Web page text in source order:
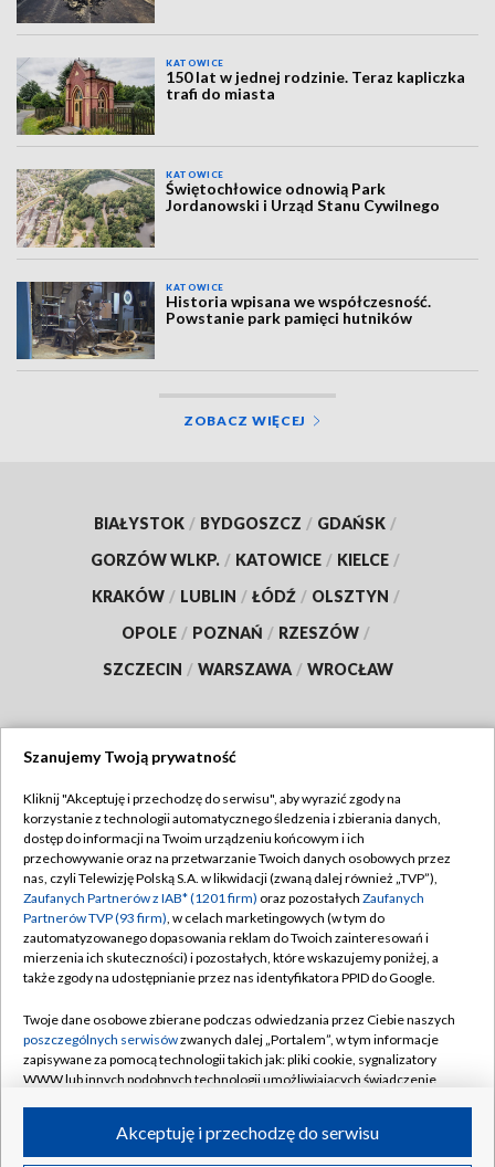
KATOWICE
150 lat w jednej rodzinie. Teraz kapliczka
trafi do miasta
KATOWICE
Świętochłowice odnowią Park
Jordanowski i Urząd Stanu Cywilnego
KATOWICE
Historia wpisana we współczesność.
Powstanie park pamięci hutników
ZOBACZ WIĘCEJ
BIAŁYSTOK / BYDGOSZCZ / GDAŃSK /
GORZÓW WLKP. / KATOWICE / KIELCE /
KRAKÓW / LUBLIN / ŁÓDŹ / OLSZTYN /
OPOLE / POZNAŃ / RZESZÓW /
SZCZECIN / WARSZAWA / WROCŁAW
TVP
Abonament TVP
Emisja w TVP
Centrum informacji TVP
Naziemna Telewizja Cyfrowa
Rada Programowa
System NOS
Informacje o nadawcy
Program dla prasy
Regulamin TVP
Polityka prywatności
Moje zgody
Pomoc
Kontakt
Kanały
Szanujemy Twoją prywatność
Kliknij "Akceptuję i przechodzę do serwisu", aby wyrazić zgody na
korzystanie z technologii automatycznego śledzenia i zbierania danych,
dostęp do informacji na Twoim urządzeniu końcowym i ich
przechowywanie oraz na przetwarzanie Twoich danych osobowych przez
nas, czyli Telewizję Polską S.A. w likwidacji (zwaną dalej również „TVP”),
Zaufanych Partnerów z IAB* (1201 firm) oraz pozostałych Zaufanych
Partnerów TVP (93 firm), w celach marketingowych (w tym do
zautomatyzowanego dopasowania reklam do Twoich zainteresowań i
mierzenia ich skuteczności) i pozostałych, które wskazujemy poniżej, a
także zgody na udostępnianie przez nas identyfikatora PPID do Google.
Twoje dane osobowe zbierane podczas odwiedzania przez Ciebie naszych
poszczególnych serwisówzwanych dalej „Portalem”, w tym informacje
zapisywane za pomocą technologii takich jak: pliki cookie, sygnalizatory
WWW lub innych podobnych technologii umożliwiających świadczenie
ruchu w Internecie.Akceptuję i przechodzę do serwisu